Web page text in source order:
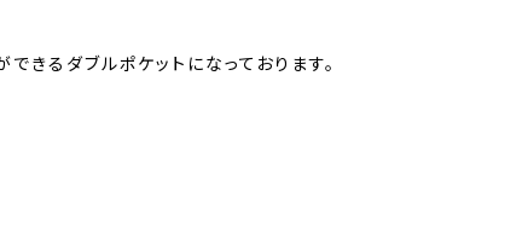
きるダブルポケットになっております。